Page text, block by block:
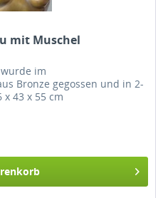
mit Muschel
im
Bronze gegossen und in 2-
43 x 55 cm